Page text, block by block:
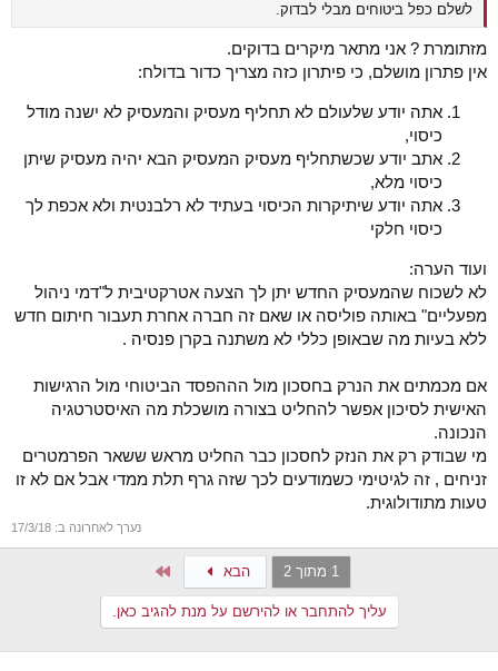
לשלם כפל ביטוחים מבלי לבדוק.
מזתומרת ? אני מתאר מיקרים בדוקים.
אין פתרון מושלם, כי פיתרון כזה מצריך כדור בדולח:
אתה יודע שלעולם לא תחליף מעסיק והמעסיק לא ישנה מודל
כיסוי,
אתב יודע שכשתחליף מעסיק המעסיק הבא יהיה מעסיק שיתן
כיסוי מלא,
אתה יודע שיתיקרות הכיסוי בעתיד לא רלבנטית ולא אכפת לך
כיסוי חלקי
ועוד הערה:
לא לשכוח שהמעסיק החדש יתן לך הצעה אטרקטיבית ל"דמי ניהול
מפעליים" באותה פוליסה או שאם זה חברה אחרת תעבור חיתום חדש
ללא בעיות מה שבאופן כללי לא משתנה בקרן פנסיה .
אם מכמתים את הנרק בחסכון מול הההפסד הביטוחי מול הרגישות
האישית לסיכון אפשר להחליט בצורה מושכלת מה האיסטרטגיה
הנכונה.
מי שבודק רק את הנזק לחסכון כבר החליט מראש ששאר הפרמטרים
זניחים , זה לגיטימי כשמודעים לכך שזה גרף תלת ממדי אבל אם לא זו
טעות מתודולוגית.
נערך לאחרונה ב: 17/3/18
1 מתוך 2 הבא
עליך להתחבר או להירשם על מנת להגיב כאן.